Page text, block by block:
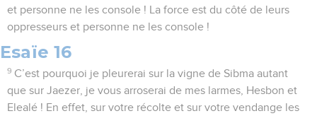
et personne ne les console ! La force est du côté de leurs
oppresseurs et personne ne les console !
Esaïe 16
9 C’est pourquoi je pleurerai sur la vigne de Sibma autant
que sur Jaezer, je vous arroserai de mes larmes, Hesbon et
Elealé ! En effet, sur votre récolte et sur votre vendange les